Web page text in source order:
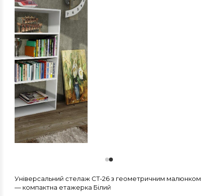
Універсальний стелаж СТ-26 з геометричним малюнком
— компактна етажерка Білий